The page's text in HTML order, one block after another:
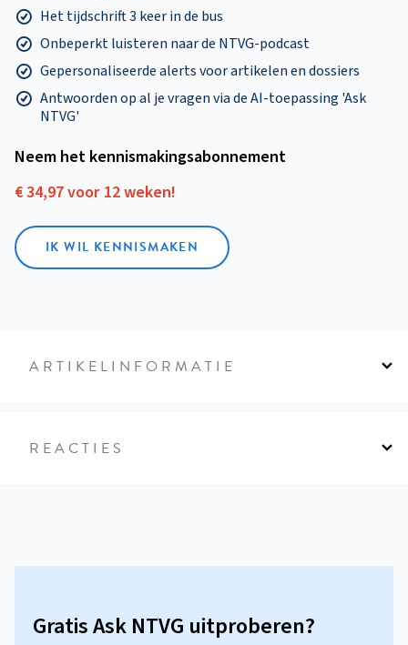
Het tijdschrift 3 keer in de bus
Onbeperkt luisteren naar de NTVG-podcast
Gepersonaliseerde alerts voor artikelen en dossiers
Antwoorden op al je vragen via de AI-toepassing 'Ask
NTVG'
Neem het kennismakings­abonnement
€ 34,97 voor 12 weken!
IK WIL KENNISMAKEN
ARTIKELINFORMATIE
REACTIES
Gratis Ask NTVG uitproberen?